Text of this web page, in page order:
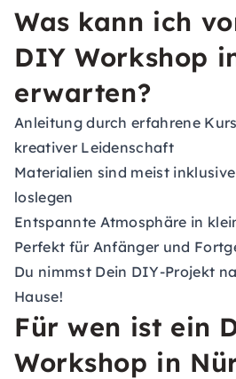
Was kann ich
DIY Workshop
erwarten?
Anleitung durch erfahrene
kreativer Leidenschaft
Materialien sind meist
loslegen
Entspannte Atmosphäre in
Perfekt für Anfänger und
Du nimmst Dein DIY-Projekt
Hause!
Für wen ist ein
Workshop in